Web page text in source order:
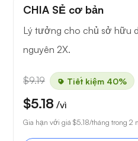
CHIA SẺ cơ bản
Lý tưởng cho chủ sở hữu
nguyên 2X.
$9.19 Tiết kiệm 40%
$5.18 /vì
Gia hạn với giá $5.18/tháng trong 2